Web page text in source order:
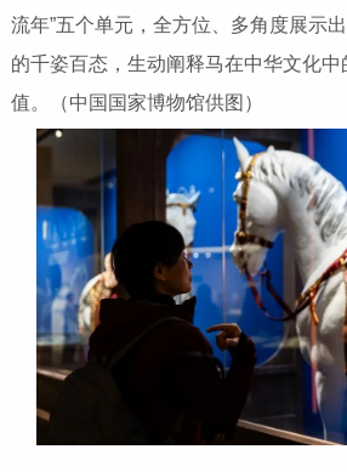
流年”五个单元，全方位、多角度展示
的千姿百态，生动阐释马在中华文化
值。（中国国家博物馆供图）